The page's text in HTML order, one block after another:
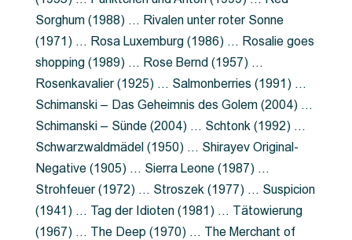
Sorghum (1988) … Rivalen unter roter Sonne
(1971) … Rosa Luxemburg (1986) … Rosalie goes
shopping (1989) … Rose Bernd (1957) …
Rosenkavalier (1925) … Salmonberries (1991) …
Schimanski – Das Geheimnis des Golem (2004) …
Schimanski – Sünde (2004) … Schtonk (1992) …
Schwarzwaldmädel (1950) … Shirayev Original-
Negative (1905) … Sierra Leone (1987) …
Strohfeuer (1972) … Stroszek (1977) … Suspicion
(1941) … Tag der Idioten (1981) … Tätowierung
(1967) … The Deep (1970) … The Merchant of